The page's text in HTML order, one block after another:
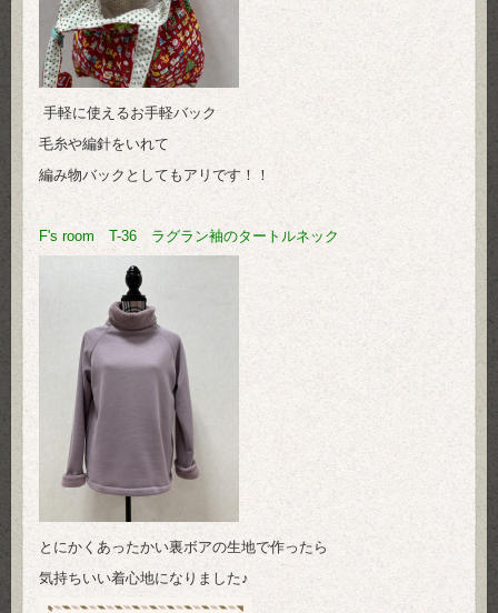
手軽に使えるお手軽バック
毛糸や編針をいれて
編み物バックとしてもアリです！！
F's room T-36 ラグラン袖のタートルネック
とにかくあったかい裏ボアの生地で作ったら
気持ちいい着心地になりました♪